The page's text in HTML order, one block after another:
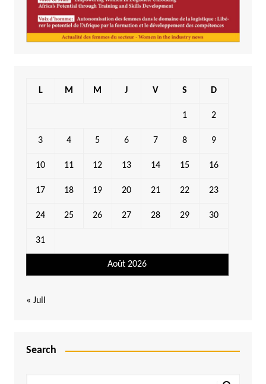
Août 2026
L M M J V S D
1 2
3 4 5 6 7 8 9
10 11 12 13 14 15 16
17 18 19 20 21 22 23
24 25 26 27 28 29 30
31
« Juil
Search